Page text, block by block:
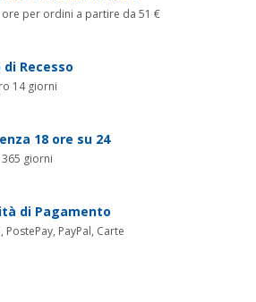
ore per ordini a partire da 51 €
Recesso
14 giorni
18 ore su 24
365 giorni
di Pagamento
PostePay, PayPal, Carte